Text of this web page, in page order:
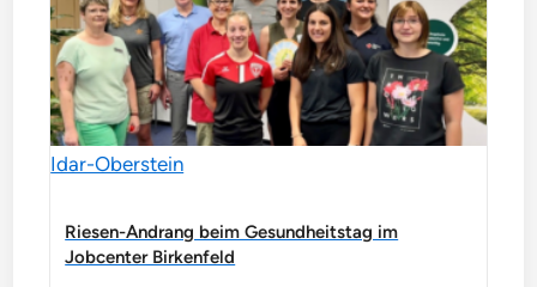
Idar-Oberstein
Riesen-Andrang beim Gesundheitstag im
Jobcenter Birkenfeld